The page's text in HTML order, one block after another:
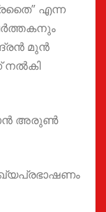
എന്ന
മുൻ
നൽകി
അരുൺ